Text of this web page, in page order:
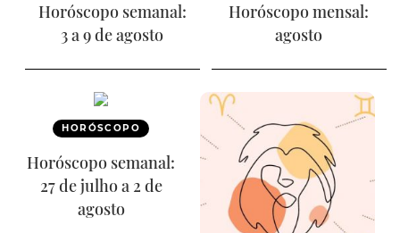
Horóscopo semanal:
3 a 9 de agosto
Horóscopo mensal:
agosto
HORÓSCOPO
Horóscopo semanal:
27 de julho a 2 de
agosto